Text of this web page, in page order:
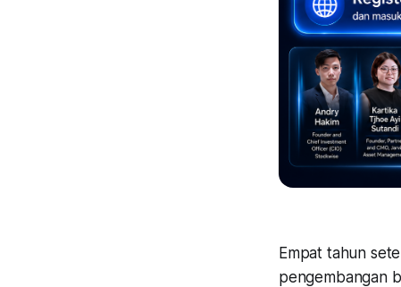
Empat tahun
pengembangan